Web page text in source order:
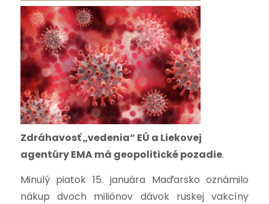
Zdráhavosť „vedenia“ EÚ a Liekovej
agentúry EMA má geopolitické pozadie.
Minulý piatok 15. januára Maďarsko oznámilo
nákup dvoch miliónov dávok ruskej vakcíny